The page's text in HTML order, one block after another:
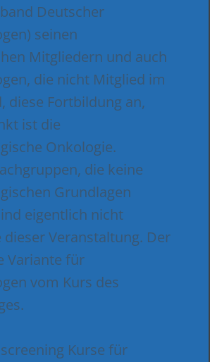
Deutscher
seinen
Mitgliedern und auch
die nicht Mitglied im
diese Fortbildung an,
ist die
Onkologie.
die keine
Grundlagen
eigentlich nicht
dieser Veranstaltung. Der
Variante für
vom Kurs des
Kurse für